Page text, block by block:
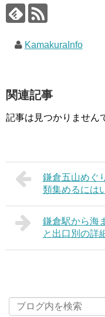
KamakuraInfo
関連記事
記事は見つかりません
鎌倉五山めぐ
類集めるには
鎌倉駅から海
と出口別の詳